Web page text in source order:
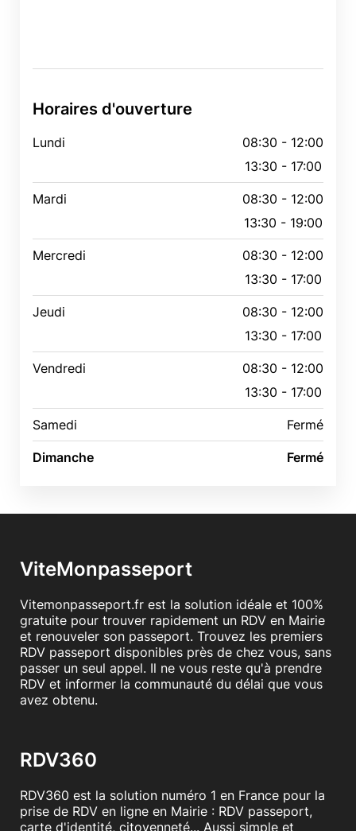
Horaires d'ouverture
Lundi
08:30 - 12:00
13:30 - 17:00
Mardi
08:30 - 12:00
13:30 - 19:00
Mercredi
08:30 - 12:00
13:30 - 17:00
Jeudi
08:30 - 12:00
13:30 - 17:00
Vendredi
08:30 - 12:00
13:30 - 17:00
Samedi Fermé
Dimanche Fermé
ViteMonpasseport
Vitemonpasseport.fr est la solution idéale et 100%
gratuite pour trouver rapidement un RDV en Mairie
et renouveler son passeport. Trouvez les premiers
RDV passeport disponibles près de chez vous, sans
passer un seul appel. Il ne vous reste qu'à prendre
RDV et informer la communauté du délai que vous
avez obtenu.
RDV360
RDV360 est la solution numéro 1 en France pour la
prise de RDV en ligne en Mairie : RDV passeport,
carte d'identité, citoyenneté... Aussi simple et